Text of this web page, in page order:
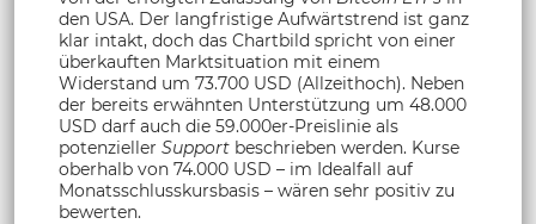
den USA. Der langfristige Aufwärtstrend ist ganz
klar intakt, doch das Chartbild spricht von einer
überkauften Marktsituation mit einem
Widerstand um 73.700 USD (Allzeithoch). Neben
der bereits erwähnten Unterstützung um 48.000
USD darf auch die 59.000er-Preislinie als
potenzieller Support beschrieben werden. Kurse
oberhalb von 74.000 USD – im Idealfall auf
Monatsschlusskursbasis – wären sehr positiv zu
bewerten.